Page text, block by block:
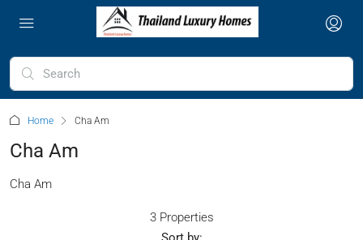
Home Cha Am
Cha Am
Cha Am
3 Properties